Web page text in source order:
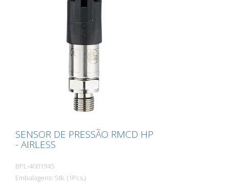
SENSOR DE PRESSÃO RMCD HP
- AIRLESS
BPL-4001945
Embalagens: Stk. (1Pcs.)